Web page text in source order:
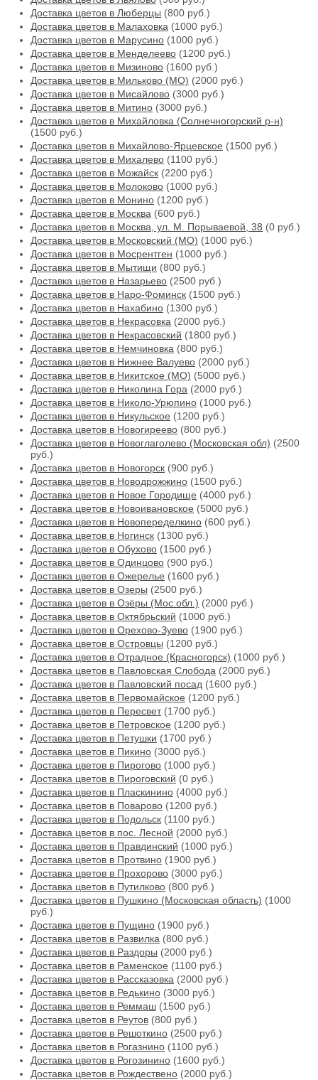
Доставка цветов в Люберцы (800 руб.)
Доставка цветов в Малаховка (1000 руб.)
Доставка цветов в Марусино (1000 руб.)
Доставка цветов в Менделеево (1200 руб.)
Доставка цветов в Мизиново (1600 руб.)
Доставка цветов в Мильково (МО) (2000 руб.)
Доставка цветов в Мисайлово (3000 руб.)
Доставка цветов в Митино (3000 руб.)
Доставка цветов в Михайловка (Солнечногорский р-н)
(1500 руб.)
Доставка цветов в Михайлово-Ярцевское (1500 руб.)
Доставка цветов в Михалево (1100 руб.)
Доставка цветов в Можайск (2200 руб.)
Доставка цветов в Молоково (1000 руб.)
Доставка цветов в Монино (1200 руб.)
Доставка цветов в Москва (600 руб.)
Доставка цветов в Москва, ул. М. Порываевой, 38 (0 руб.)
Доставка цветов в Московский (МО) (1000 руб.)
Доставка цветов в Мосрентген (1000 руб.)
Доставка цветов в Мытищи (800 руб.)
Доставка цветов в Назарьево (2500 руб.)
Доставка цветов в Наро-Фоминск (1500 руб.)
Доставка цветов в Нахабино (1300 руб.)
Доставка цветов в Некрасовка (2000 руб.)
Доставка цветов в Некрасовский (1800 руб.)
Доставка цветов в Немчиновка (800 руб.)
Доставка цветов в Нижнее Валуево (2000 руб.)
Доставка цветов в Никитское (МО) (5000 руб.)
Доставка цветов в Николина Гора (2000 руб.)
Доставка цветов в Николо-Урюпино (1000 руб.)
Доставка цветов в Никульское (1200 руб.)
Доставка цветов в Новогиреево (800 руб.)
Доставка цветов в Новоглаголево (Московская обл) (2500
руб.)
Доставка цветов в Новогорск (900 руб.)
Доставка цветов в Новодрожжино (1500 руб.)
Доставка цветов в Новое Городище (4000 руб.)
Доставка цветов в Новоивановское (5000 руб.)
Доставка цветов в Новопеределкино (600 руб.)
Доставка цветов в Ногинск (1300 руб.)
Доставка цветов в Обухово (1500 руб.)
Доставка цветов в Одинцово (900 руб.)
Доставка цветов в Ожерелье (1600 руб.)
Доставка цветов в Озеры (2500 руб.)
Доставка цветов в Озёры (Мос.обл.) (2000 руб.)
Доставка цветов в Октябрьский (1000 руб.)
Доставка цветов в Орехово-Зуево (1900 руб.)
Доставка цветов в Островцы (1200 руб.)
Доставка цветов в Отрадное (Красногорск) (1000 руб.)
Доставка цветов в Павловская Слобода (2000 руб.)
Доставка цветов в Павловский посад (1600 руб.)
Доставка цветов в Первомайское (1200 руб.)
Доставка цветов в Пересвет(1700 руб.)
Доставка цветов в Петровское (1200 руб.)
Доставка цветов в Петушки (1700 руб.)
Доставка цветов в Пикино (3000 руб.)
Доставка цветов в Пирогово (1000 руб.)
Доставка цветов в Пироговский (0 руб.)
Доставка цветов в Пласкинино (4000 руб.)
Доставка цветов в Поварово (1200 руб.)
Доставка цветов в Подольск (1100 руб.)
Доставка цветов в пос. Лесной (2000 руб.)
Доставка цветов в Правдинский (1000 руб.)
Доставка цветов в Протвино (1900 руб.)
Доставка цветов в Прохорово (3000 руб.)
Доставка цветов в Путилково (800 руб.)
Доставка цветов в Пушкино (Московская область) (1000
руб.)
Доставка цветов в Пущино (1900 руб.)
Доставка цветов в Развилка (800 руб.)
Доставка цветов в Раздоры (2000 руб.)
Доставка цветов в Раменское (1100 руб.)
Доставка цветов в Рассказовка (2000 руб.)
Доставка цветов в Редькино (3000 руб.)
Доставка цветов в Реммаш (1500 руб.)
Доставка цветов в Реутов (800 руб.)
Доставка цветов в Решоткино (2500 руб.)
Доставка цветов в Рогазнино (1100 руб.)
Доставка цветов в Рогозинино (1600 руб.)
Доставка цветов в Рождествено (2000 руб.)